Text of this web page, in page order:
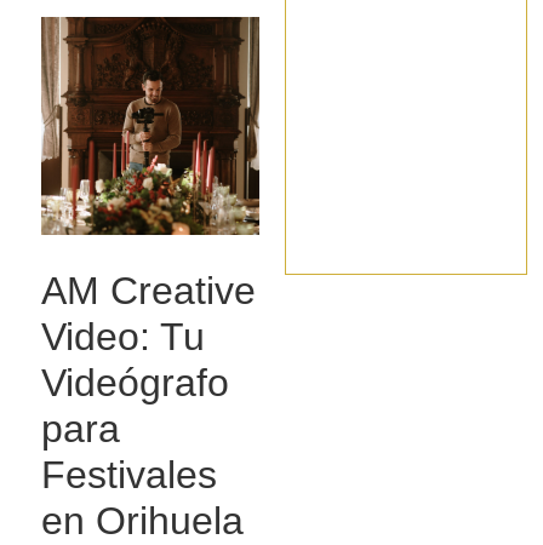
AM Creative
Video: Tu
Videógrafo
para
Festivales
en Orihuela